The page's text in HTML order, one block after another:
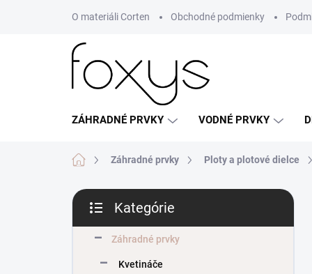
O materiáli Corten Obchodné podmienky
ZÁHRADNÉ PRVKY VODNÉ PRVKY
DomovZáhradné prvky Ploty a plotové dielce
B
č
kategórie
Kategórie
Záhradné prvky
Kvetináče